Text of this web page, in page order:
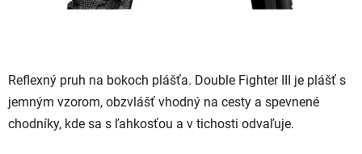
Reflexný pruh na bokoch plášťa. Double Fighter III je plášť s
jemným vzorom, obzvlášť vhodný na cesty a spevnené
chodníky, kde sa s ľahkosťou a v tichosti odvaľuje.